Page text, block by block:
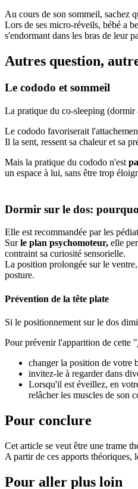
Au cours de son sommeil, sachez
Lors de ses micro-réveils, bébé a
s'endormant dans les bras de leur
Autres question,
Le cododo et sommeil
La pratique du co-sleeping (dormir
Le cododo favoriserait
Il la sent, ressent sa chaleur et sa
Mais la pratique du cododo n'est
un espace à lui, sans être trop
Dormir sur le dos:
Elle est recommandée par les
Surle plan psychomoteur, elle
contraint sa curiosité sensorielle.
La position prolongée sur le
posture.
Prévention de la tête plate
Si le positionnement sur le dos
Pour prévenir l'apparition de cette "
changer la position de votre
invitez-le à regarder dans
Lorsqu'il est éveillez, en
relâcher les muscles de son
Pour conclure
Cet article se veut être une trame
A partir de ces apports théoriques,
Pour aller plus loin